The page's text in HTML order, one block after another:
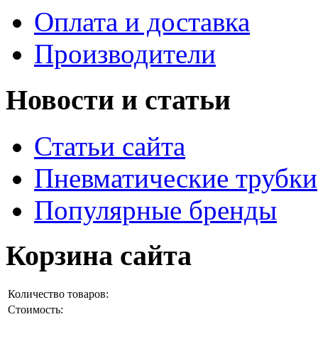
Оплата и доставка
Производители
Новости и статьи
Статьи сайта
Пневматические трубки
Популярные бренды
Корзина сайта
Количество товаров:
Стоимость: